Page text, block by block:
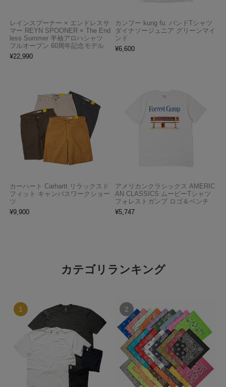
レインスプーナー × エンドレスサ
マー REYN SPOONER × The End
less Summer 半袖アロハシャツ
フルオープン 60周年記念モデル
¥22,990
カンフー kung fu. バンドTシャツ
ダイナソージュニア グリーンマイ
ンド
¥6,600
カーハート Carhartt リラックスド
フィット キャンバスワークショー
ツ
¥9,900
アメリカンクラシックス AMERIC
AN CLASSICS ムービーTシャツ
フォレストガンプ ロゴ＆ベンチ
¥5,747
カテゴリランキング